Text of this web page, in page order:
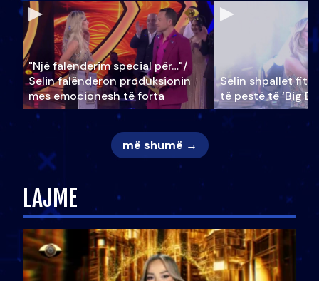
"Një falenderim special për…"/
Selin falënderon produksionin
mes emocionesh të forta
Selin shpallet
të pestë të ‘Big
më shumë →
LAJME